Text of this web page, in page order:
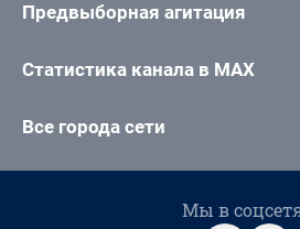
Предвыборная агитация
Статистика канала в MAX
Все города сети
Мы в